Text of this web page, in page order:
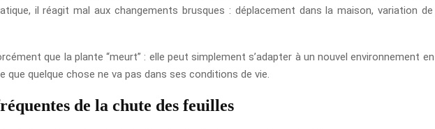
il réagit mal aux changements brusques : déplacement dans la maison, variation
que la plante “meurt” : elle peut simplement s’adapter à un nouvel environnement
que quelque chose ne va pas dans ses conditions de vie.
de la chute des feuilles